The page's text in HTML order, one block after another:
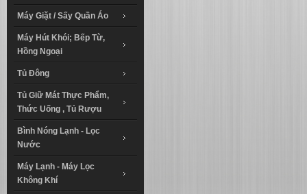
Máy Giặt / Sấy Quần Áo
Máy Hút Khói; Bếp Từ,
Hồng Ngoại
Tủ Đông
Tủ Giữ Mát Thực Phẩm,
Thức Uống , Tủ Rượu
Bình Nóng Lạnh - Lọc
Nước
Máy Lạnh - Máy Lọc
Không Khí